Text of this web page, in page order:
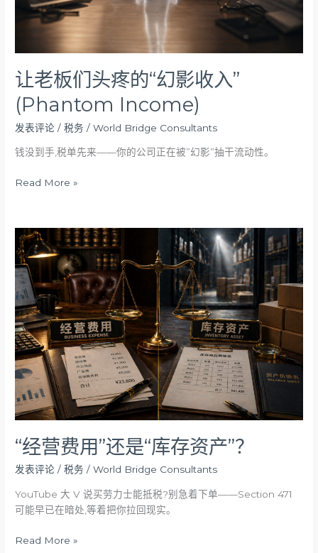
让老板们头疼的“幻影收入”
(Phantom Income)
发表评论 /税务 /World Bridge Consultants
钱没到手,税单先来——你的公司正在被”幻影”抽干流动性。
Income)
Read More »
“经营费用”还是“库存资产”？
发表评论 /税务 /World Bridge Consultants
YouTube 大 V 说买劳力士能抵税?别急着下单——Section 471
可能早已在暗处,等着把你拉回现实。
“经
营
费
用”
还
是
“库
存
资
产”？
Read More »